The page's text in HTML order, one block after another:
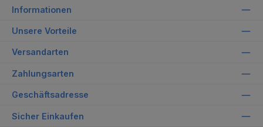
Informationen
Unsere Vorteile
Versandarten
Zahlungsarten
Geschäftsadresse
Sicher Einkaufen